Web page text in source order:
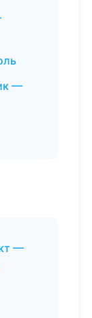
—
—